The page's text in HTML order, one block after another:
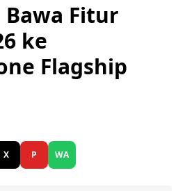
Bawa Fitur
ke
Flagship
X P WA